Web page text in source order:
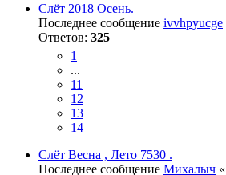
Слёт 2018 Осень.
Последнее сообщение ivvhpyucge
Ответов: 325
1
...
11
12
13
14
Слёт Весна , Лето 7530 .
Последнее сообщение Михалыч «